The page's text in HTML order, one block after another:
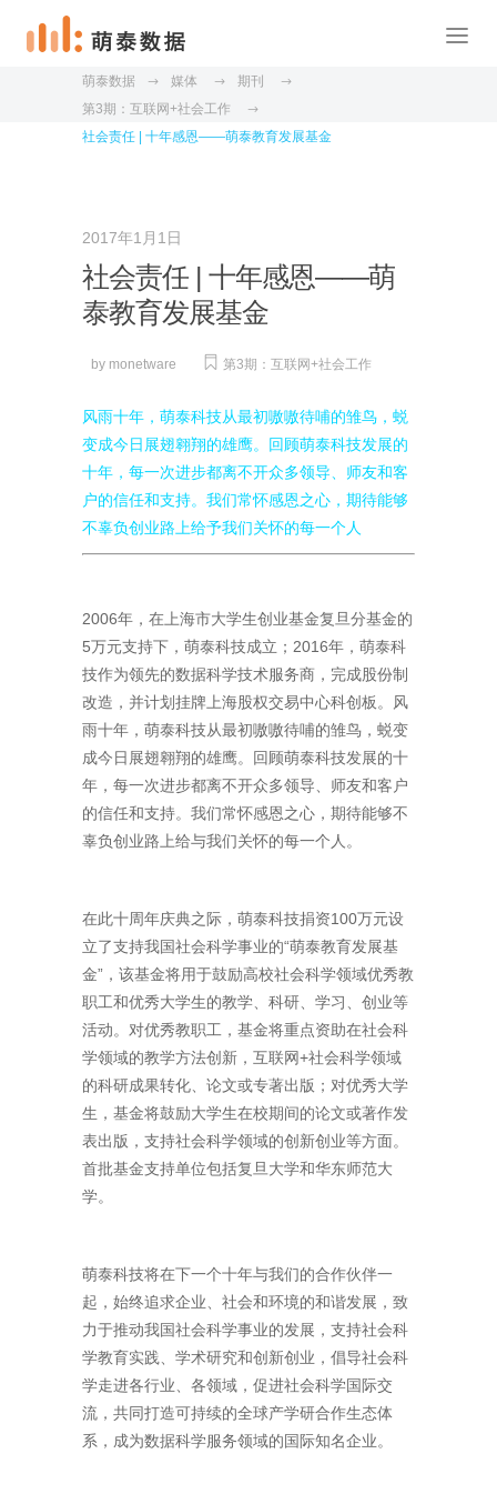
萌泰数据 媒体
期刊
第3期：互联网+社会工作
社会责任 | 十年感恩——萌泰教育发展基金
2017年1月1日
社会责任 | 十年感恩——萌
泰教育发展基金
by monetware 第3期：互联网+社会工作
风雨十年，萌泰科技从最初嗷嗷待哺的雏鸟，蜕
变成今日展翅翱翔的雄鹰。回顾萌泰科技发展的
十年，每一次进步都离不开众多领导、师友和客
户的信任和支持。我们常怀感恩之心，期待能够
不辜负创业路上给予我们关怀的每一个人
2006年，在上海市大学生创业基金复旦分基金的
5万元支持下，萌泰科技成立； 2016年，萌泰科
技作为领先的数据科学技术服务商，完成股份制
改造，并计划挂牌上海股权交易中心科创板。风
雨十年，萌泰科技从最初嗷嗷待哺的雏鸟，蜕变
成今日展翅翱翔的雄鹰。回顾萌泰科技发展的十
年，每一次进步都离不开众多领导、师友和客户
的信任和支持。我们常怀感恩之心，期待能够不
辜负创业路上给与我们关怀的每一个人。
在此十周年庆典之际，萌泰科技捐资100万元设
立了支持我国社会科学事业的“萌泰教育发展基
金”，该基金将用于鼓励高校社会科学领域优秀教
职工和优秀大学生的教学、科研、学习、创业等
活动。对优秀教职工，基金将重点资助在社会科
学领域的教学方法创新，互联网+社会科学领域
的科研成果转化、论文或专著出版；对优秀大学
生，基金将鼓励大学生在校期间的论文或著作发
表出版，支持社会科学领域的创新创业等方面。
首批基金支持单位包括复旦大学和华东师范大
学。
萌泰科技将在下一个十年与我们的合作伙伴一
起，始终追求企业、社会和环境的和谐发展，致
力于推动我国社会科学事业的发展，支持社会科
学教育实践、学术研究和创新创业，倡导社会科
学走进各行业、各领域，促进社会科学国际交
流，共同打造可持续的全球产学研合作生态体
系，成为数据科学服务领域的国际知名企业。